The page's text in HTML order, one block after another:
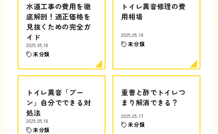
水道工事の費用を徹
底解剖！適正価格を
見抜くための完全ガ
イド
2025.05.18
未分類
トイレ異音修理の費
用相場
2025.05.18
未分類
トイレ異音「ブー
ン」自分でできる対
処法
2025.05.18
未分類
重曹と酢でトイレつ
まり解消できる？
2025.05.17
未分類